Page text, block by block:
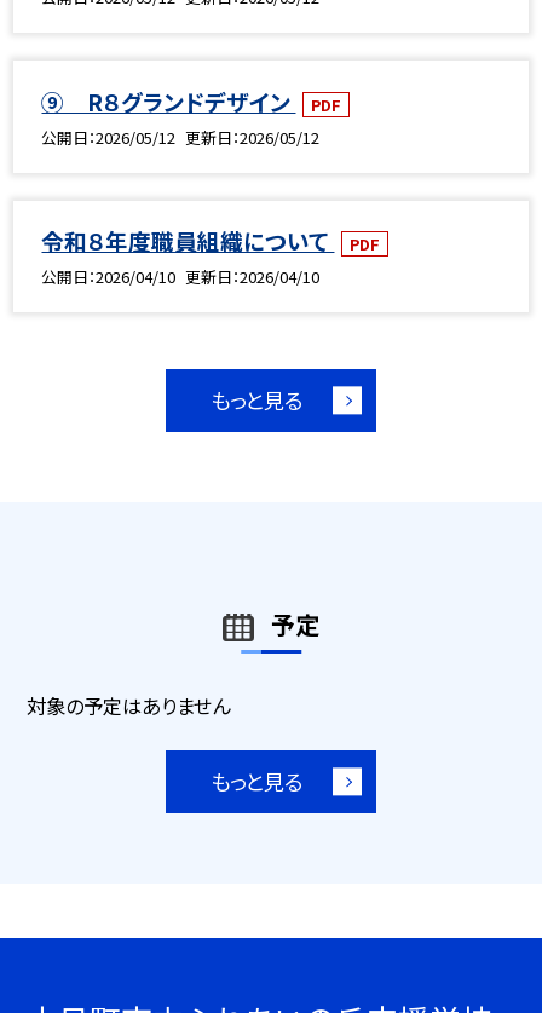
⑨ R８グランドデザイン
PDF
公開日 2026/05/12 更新日 2026/05/12
令和８年度職員組織について
PDF
公開日 2026/04/10 更新日 2026/04/10
もっと見る
予定
対象の予定はありません
もっと見る